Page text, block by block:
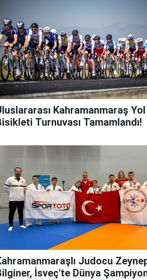
Kahramanmaraş Yol
Turnuvası Tamamlandı!
Judocu
İsveç'te Dünya